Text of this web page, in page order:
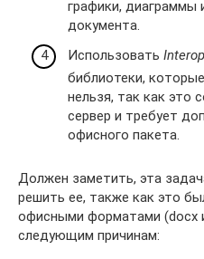
графики, диаграммы
документа.
Использовать Interop
библиотеки,
нельзя, так как это
сервер и требует
офисного пакета.
Должен заметить, эта
решить ее, также как это
офисными форматами (docx
следующим причинам: